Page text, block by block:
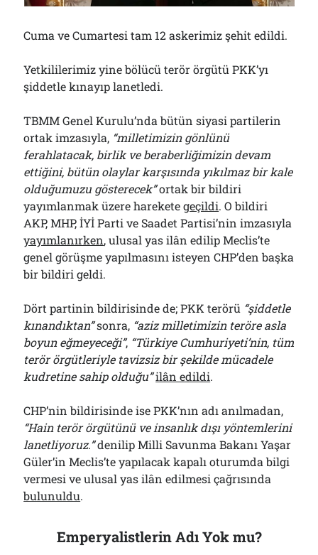
Çağırdı!..
Arşivler
Cuma ve Cumartesi tam 12 askerimiz şehit edildi.
Yetkililerimiz yine bölücü terör örgütü PKK’yı
şiddetle kınayıp lanetledi.
TBMM Genel Kurulu’nda bütün siyasi partilerin
ortak imzasıyla, “milletimizin gönlünü
ferahlatacak, birlik ve beraberliğimizin devam
ettiğini, bütün olaylar karşısında yıkılmaz bir kale
olduğumuzu gösterecek”ortak bir bildiri
yayımlanmak üzere hareketegeçildi. O bildiri
AKP, MHP, İYİ Parti ve Saadet Partisi’nin imzasıyla
yayımlanırken, ulusal yas ilân edilip Meclis’te
genel görüşme yapılmasını isteyen CHP’den başka
bir bildiri geldi.
Dört partinin bildirisinde de; PKK terörü “şiddetle
kınandıktan”sonra, “aziz milletimizin teröre asla
boyun eğmeyeceği”, “Türkiye Cumhuriyeti’nin, tüm
terör örgütleriyle tavizsiz bir şekilde mücadele
kudretine sahip olduğu”ilân edildi.
CHP’nin bildirisinde ise PKK’nın adı anılmadan,
“Hain terör örgütünü ve insanlık dışı yöntemlerini
lanetliyoruz.”denilip Milli Savunma Bakanı Yaşar
Güler’in Meclis’te yapılacak kapalı oturumda bilgi
vermesi ve ulusal yas ilân edilmesi çağrısında
bulunuldu.
Emperyalistlerin Adı Yok mu?